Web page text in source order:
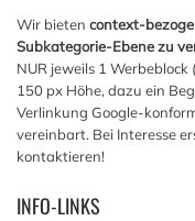
Wir bieten context-
Subkategorie-Ebene zu
NUR jeweils 1
150 px Höhe, dazu ein
Verlinkung Google-
vereinbart. Bei Interesse
kontaktieren!
INFO-LINKS